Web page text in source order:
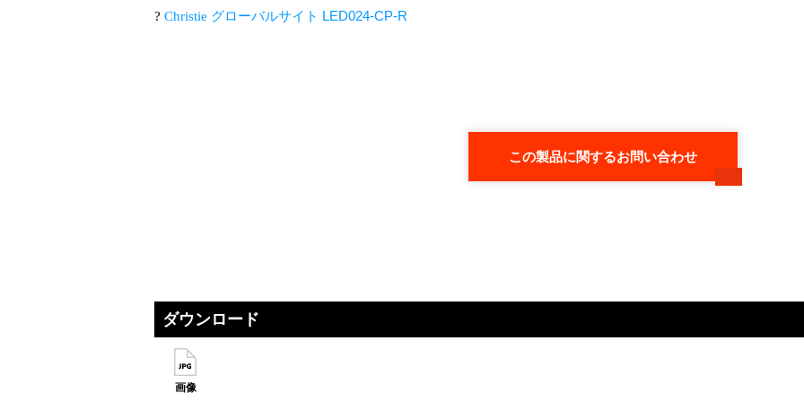
? Christie グローバルサイト LED024-CP-R
この製品に関するお問い合わせ
ダウンロード
画像